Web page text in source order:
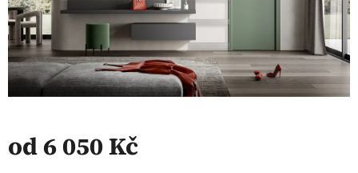
od6 050 Kč